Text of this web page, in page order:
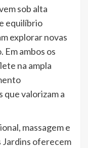
sob alta
equilíbrio
explorar novas
ambos os
na ampla
que valorizam a
massagem e
Jardins oferecem